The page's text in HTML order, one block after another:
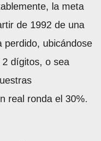
la meta
de 1992 de una
perdido, ubicándose
2 dígitos, o sea
real ronda el 30%.